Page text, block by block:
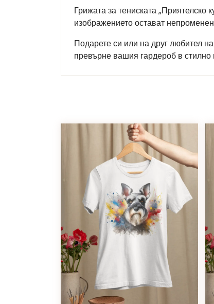
Грижата за тениската „Приятелско
изображението остават
Подарете си или на друг любител
превърне вашия гардероб в стилно